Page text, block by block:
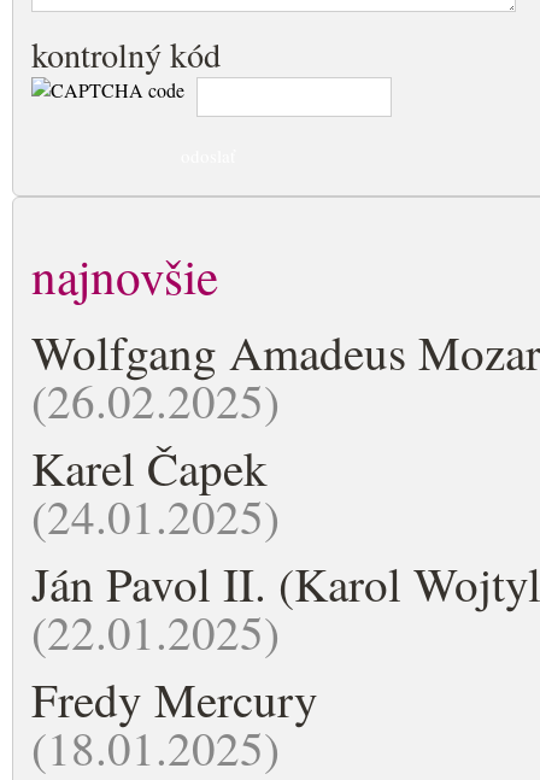
kontrolný kód
najnovšie
Wolfgang Amadeus
(26.02.2025)
Karel Čapek
(24.01.2025)
Ján Pavol II. (Karol
(22.01.2025)
Fredy Mercury
(18.01.2025)